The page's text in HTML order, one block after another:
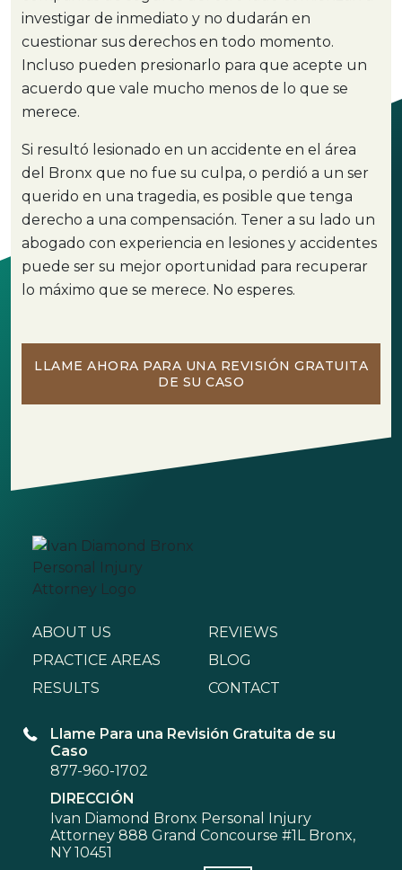
investigar de inmediato y no dudarán en
cuestionar sus derechos en todo momento.
Incluso pueden presionarlo para que acepte un
acuerdo que vale mucho menos de lo que se
merece.
Si resultó lesionado en un accidente en el área
del Bronx que no fue su culpa, o perdió a un ser
querido en una tragedia, es posible que tenga
derecho a una compensación. Tener a su lado un
abogado con experiencia en lesiones y accidentes
puede ser su mejor oportunidad para recuperar
lo máximo que se merece. No esperes.
LLAME AHORA PARA UNA REVISIÓN GRATUITA
DE SU CASO
ABOUT US
PRACTICE AREAS
RESULTS
REVIEWS
BLOG
CONTACT
Llame Para una Revisión Gratuita de su
Caso
877-960-1702
DIRECCIÓN
Ivan Diamond Bronx Personal Injury
Attorney 888 Grand Concourse #1L Bronx,
NY 10451